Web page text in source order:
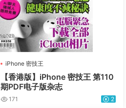
iPhone 密技王
【香港版】iPhone 密技王 第110
期PDF电子版杂志
171 2